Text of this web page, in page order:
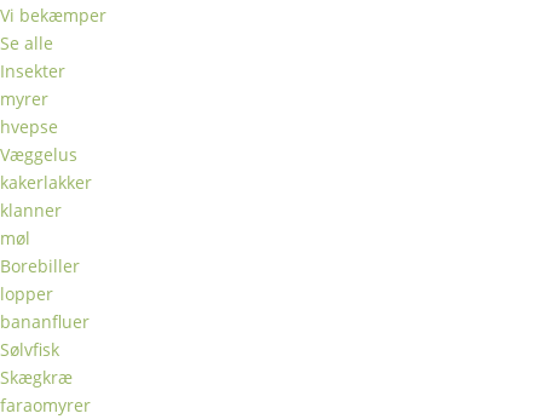
Vi bekæmper
Se alle
Insekter
myrer
hvepse
Væggelus
kakerlakker
klanner
møl
Borebiller
lopper
bananfluer
Sølvfisk
Skægkræ
faraomyrer